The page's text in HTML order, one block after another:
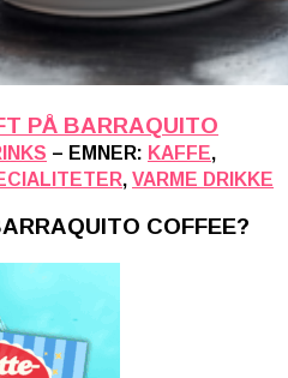
PÅ BARRAQUITO
– EMNER: KAFFE,
, VARME DRIKKE
COFFEE?